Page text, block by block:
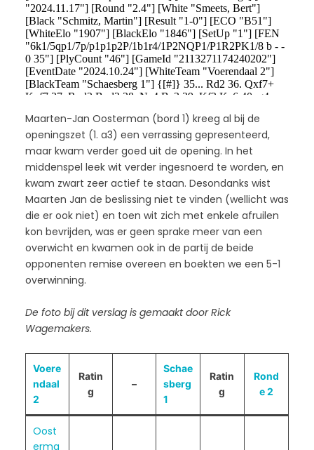
Maarten-Jan Oosterman (bord 1) kreeg al bij de
openingszet (1. a3) een verrassing gepresenteerd,
maar kwam verder goed uit de opening. In het
middenspel leek wit verder ingesnoerd te worden, en
kwam zwart zeer actief te staan. Desondanks wist
Maarten Jan de beslissing niet te vinden (wellicht was
die er ook niet) en toen wit zich met enkele afruilen
kon bevrijden, was er geen sprake meer van een
overwicht en kwamen ook in de partij de beide
opponenten remise overeen en boekten we een 5-1
overwinning.
De foto bij dit verslag is gemaakt door Rick
Wagemakers.
Voere
ndaal
2
Ratin
g
–
Schae
sberg
1
Ratin
g
Rond
e 2
Oost
erma